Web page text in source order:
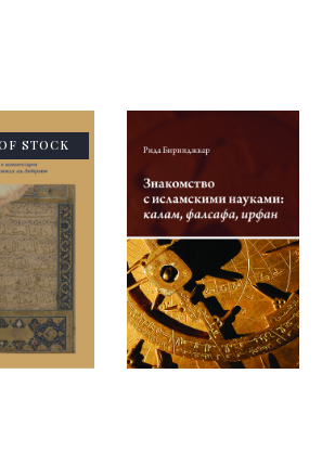
STOCK